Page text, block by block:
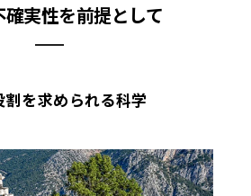
確実性を前提として
割を求められる科学